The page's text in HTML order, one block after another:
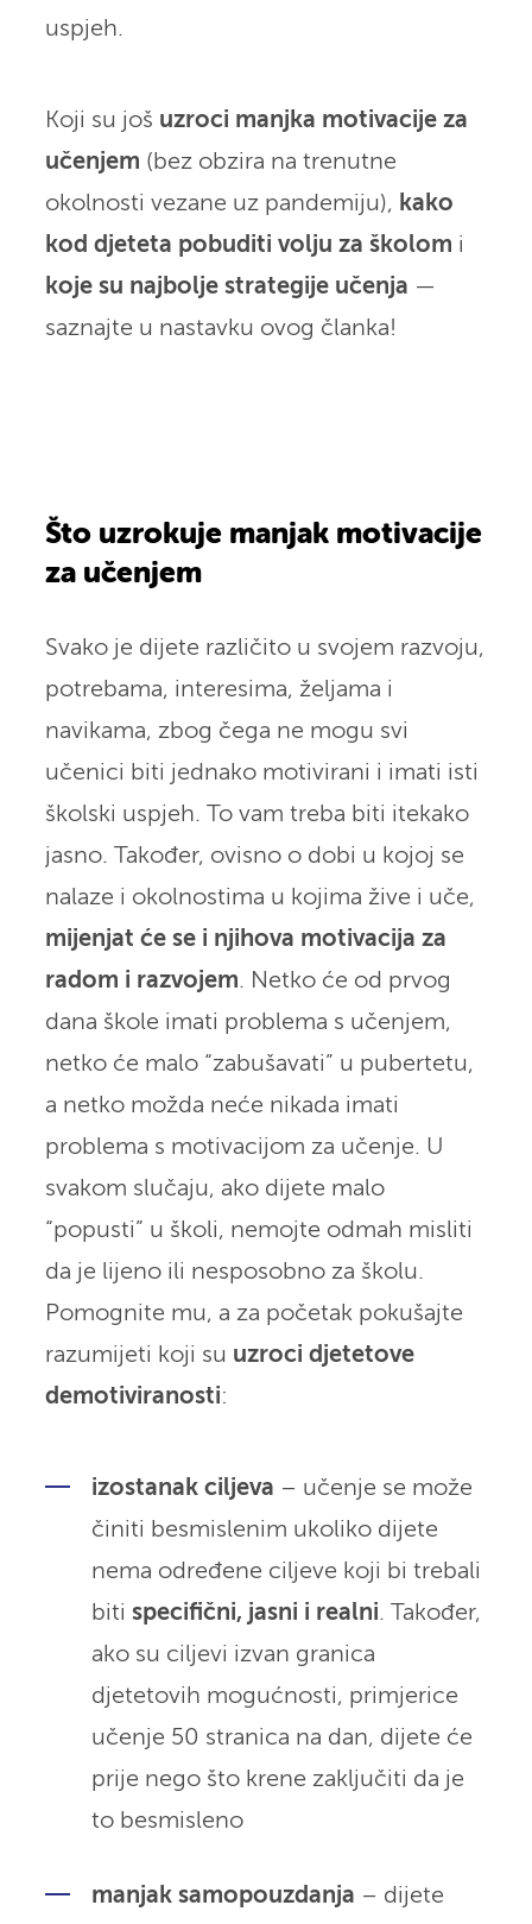
uspjeh.
Koji su još uzroci manjka motivacije za
učenjem (bez obzira na trenutne
okolnosti vezane uz pandemiju), kako
kod djeteta pobuditi volju za školom i
koje su najbolje strategije učenja —
saznajte u nastavku ovog članka!
Što uzrokuje manjak motivacije
za učenjem
Svako je dijete različito u svojem razvoju,
potrebama, interesima, željama i
navikama, zbog čega ne mogu svi
učenici biti jednako motivirani i imati isti
školski uspjeh. To vam treba biti itekako
jasno. Također, ovisno o dobi u kojoj se
nalaze i okolnostima u kojima žive i uče,
mijenjat će se i njihova motivacija za
radom i razvojem. Netko će od prvog
dana škole imati problema s učenjem,
netko će malo “zabušavati” u pubertetu,
a netko možda neće nikada imati
problema s motivacijom za učenje. U
svakom slučaju, ako dijete malo
“popusti” u školi, nemojte odmah misliti
da je lijeno ili nesposobno za školu.
Pomognite mu, a za početak pokušajte
razumijeti koji su uzroci djetetove
demotiviranosti:
izostanak ciljeva – učenje se može
činiti besmislenim ukoliko dijete
nema određene ciljeve koji bi trebali
biti specifični, jasni i realni. Također,
ako su ciljevi izvan granica
djetetovih mogućnosti, primjerice
učenje 50 stranica na dan, dijete će
prije nego što krene zaključiti da je
to besmisleno
manjak samopouzdanja – dijete